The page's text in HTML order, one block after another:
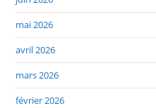
mai 2026
avril 2026
mars 2026
février 2026